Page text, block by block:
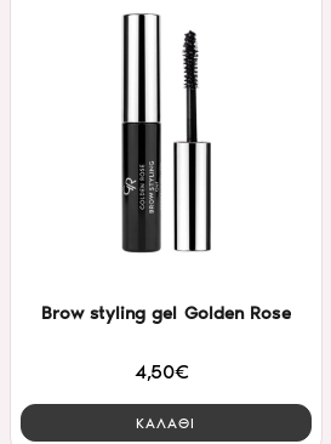
Brow styling gel Golden Rose
4,50€
ΚΑΛΑΘΙ